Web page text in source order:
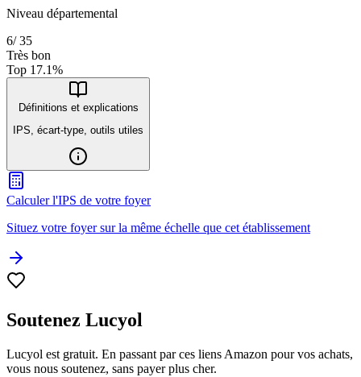
Niveau départemental
6/35
Très bon
Top 17.1%
Définitions et explications
IPS, écart-type, outils utiles
Calculer l'IPS de votre foyer
Situez votre foyer sur la même échelle que cet établissement
Soutenez Lucyol
Lucyol est gratuit. En passant par ces liens Amazon pour vos achats,
vous nous soutenez, sans payer plus cher.